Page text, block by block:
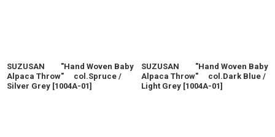
SUZUSAN "Hand Woven Baby
Alpaca Throw" col.Spruce /
Silver Grey [1004A-01]
SUZUSAN "Hand Woven Baby
Alpaca Throw" col.Dark Blue /
Light Grey [1004A-01]